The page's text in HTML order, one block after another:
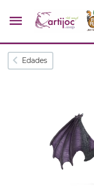
Búsquedas populares
Edades